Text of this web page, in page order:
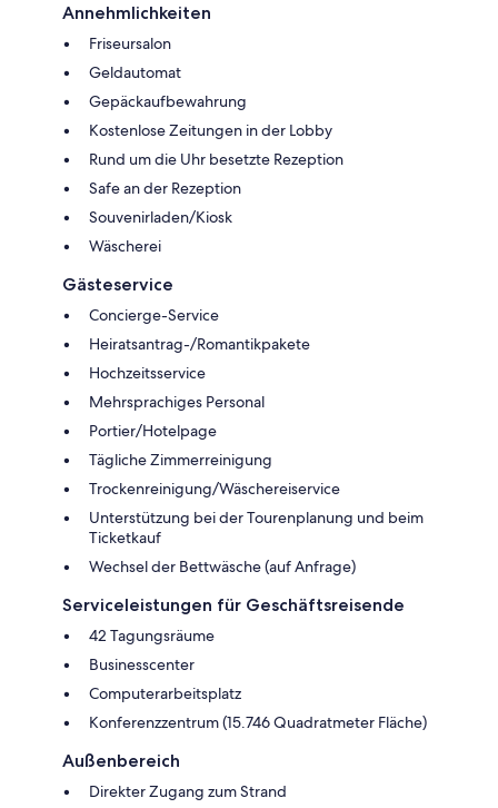
Annehmlichkeiten
Friseursalon
Geldautomat
Gepäckaufbewahrung
Kostenlose Zeitungen in der Lobby
Rund um die Uhr besetzte Rezeption
Safe an der Rezeption
Souvenirladen/Kiosk
Wäscherei
Gästeservice
Concierge-Service
Heiratsantrag-/Romantikpakete
Hochzeitsservice
Mehrsprachiges Personal
Portier/Hotelpage
Tägliche Zimmerreinigung
Trockenreinigung/Wäschereiservice
Unterstützung bei der Tourenplanung und beim
Ticketkauf
Wechsel der Bettwäsche (auf Anfrage)
Serviceleistungen für Geschäftsreisende
42 Tagungsräume
Businesscenter
Computerarbeitsplatz
Konferenzzentrum (15.746 Quadratmeter Fläche)
Außenbereich
Direkter Zugang zum Strand